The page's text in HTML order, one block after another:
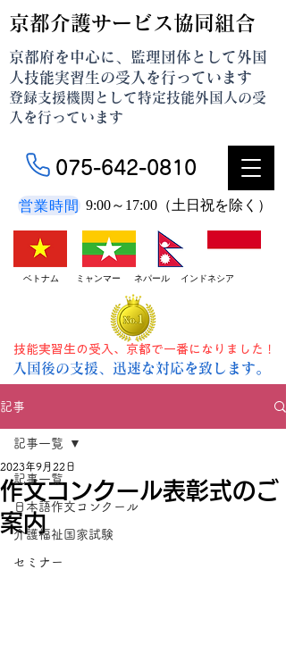
京都介護サービス協同組合
075-642-0810
営業時間 9:00～17:00（土日祝を除く）
京都府を中心に、監理団体として外国
人技能実習生の受入を行っています
登録支援機関として特定技能外国人の受
入を行っています
ベトナム ミャンマー ネパール インドネシア
技能実習生の受入、京都で一番になりました！
入国後の支援、迅速な対応を致します。
記事
記事一覧
日本語作文コンクール
介護福祉国家試験
セミナー
記事一覧
作文コンクール表彰式のご
案内
2023年9月22日